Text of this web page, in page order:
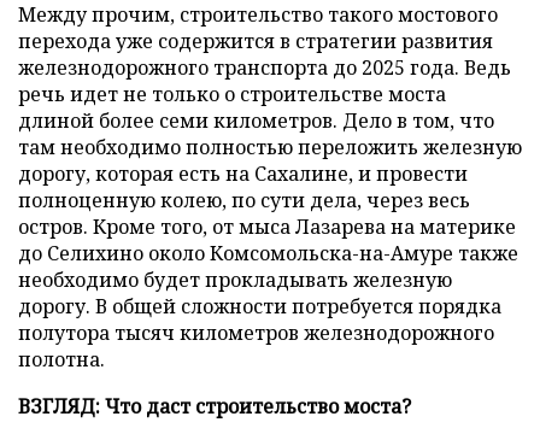
Между прочим, строительство такого мостового
перехода уже содержится в стратегии развития
железнодорожного транспорта до 2025 года. Ведь
речь идет не только о строительстве моста
длиной более семи километров. Дело в том, что
там необходимо полностью переложить железную
дорогу, которая есть на Сахалине, и провести
полноценную колею, по сути дела, через весь
остров. Кроме того, от мыса Лазарева на материке
до Селихино около Комсомольска-на-Амуре также
необходимо будет прокладывать железную
дорогу. В общей сложности потребуется порядка
полутора тысяч километров железнодорожного
полотна.
ВЗГЛЯД: Что даст строительство моста?